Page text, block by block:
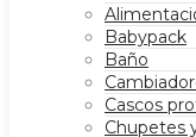
Babypack
Baño
Cascos
Chupetes